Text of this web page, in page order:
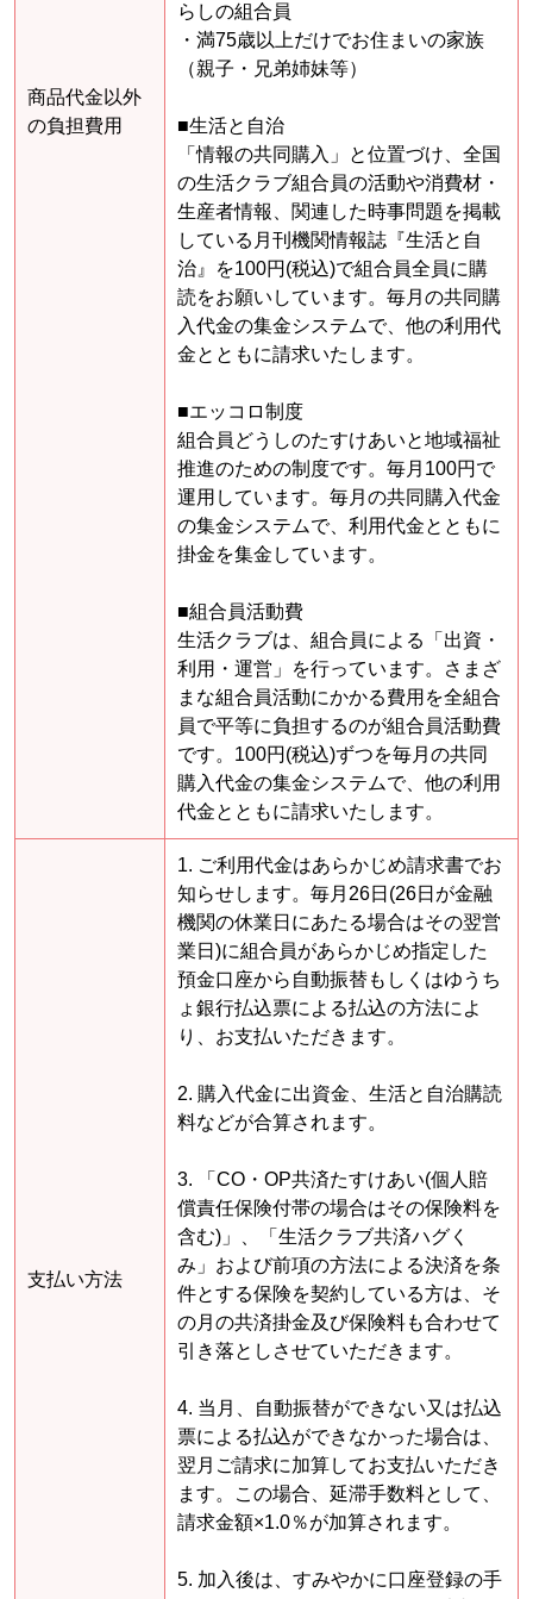
商品代金以外
の負担費用
らしの組合員
・満75歳以上だけでお住まいの家族
（親子・兄弟姉妹等）
■生活と自治
「情報の共同購入」と位置づけ、全国
の生活クラブ組合員の活動や消費材・
生産者情報、関連した時事問題を掲載
している月刊機関情報誌『生活と自
治』を100円(税込)で組合員全員に購
読をお願いしています。毎月の共同購
入代金の集金システムで、他の利用代
金とともに請求いたします。
■エッコロ制度
組合員どうしのたすけあいと地域福祉
推進のための制度です。毎月100円で
運用しています。毎月の共同購入代金
の集金システムで、利用代金とともに
掛金を集金しています。
■組合員活動費
生活クラブは、組合員による「出資・
利用・運営」を行っています。さまざ
まな組合員活動にかかる費用を全組合
員で平等に負担するのが組合員活動費
です。100円(税込)ずつを毎月の共同
購入代金の集金システムで、他の利用
代金とともに請求いたします。
支払い方法
1. ご利用代金はあらかじめ請求書でお
知らせします。毎月26日(26日が金融
機関の休業日にあたる場合はその翌営
業日)に組合員があらかじめ指定した
預金口座から自動振替もしくはゆうち
ょ銀行払込票による払込の方法によ
り、お支払いただきます。
2. 購入代金に出資金、生活と自治購読
料などが合算されます。
3. 「CO・OP共済たすけあい(個人賠
償責任保険付帯の場合はその保険料を
含む)」、「生活クラブ共済ハグく
み」および前項の方法による決済を条
件とする保険を契約している方は、そ
の月の共済掛金及び保険料も合わせて
引き落としさせていただきます。
4. 当月、自動振替ができない又は払込
票による払込ができなかった場合は、
翌月ご請求に加算してお支払いただき
ます。この場合、延滞手数料として、
請求金額×1.0％が加算されます。
5. 加入後は、すみやかに口座登録の手